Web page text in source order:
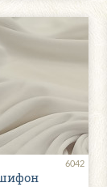
6042